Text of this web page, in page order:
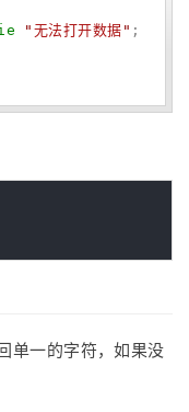
" 无法打开数据 "
单一的字符，如果没